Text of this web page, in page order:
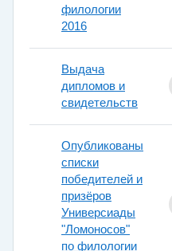
филологии
2016
Выдача
дипломов и
свидетельств
Опубликованы
списки
победителей и
призёров
Универсиады
"Ломоносов"
по филологии